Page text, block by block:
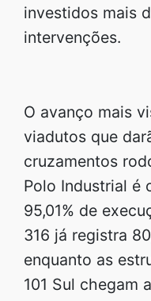
investidos mais
intervenções.
O avanço mais
viadutos que
cruzamentos
Polo Industrial é
95,01% de
316 já registra
enquanto as
101 Sul chegam